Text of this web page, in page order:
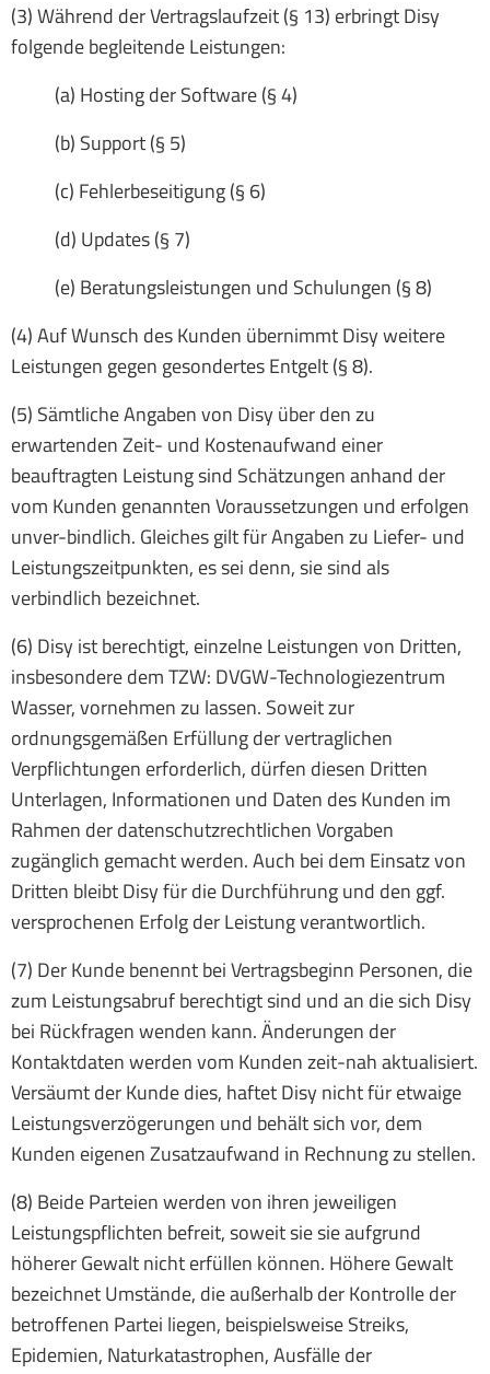
(3) Während der Vertragslaufzeit (§ 13) erbringt Disy
folgende begleitende Leistungen:
(a) Hosting der Software (§ 4)
(b) Support (§ 5)
(c) Fehlerbeseitigung (§ 6)
(d) Updates (§ 7)
(e) Beratungsleistungen und Schulungen (§ 8)
(4) Auf Wunsch des Kunden übernimmt Disy weitere
Leistungen gegen gesondertes Entgelt (§ 8).
(5) Sämtliche Angaben von Disy über den zu
erwartenden Zeit- und Kostenaufwand einer
beauftragten Leistung sind Schätzungen anhand der
vom Kunden genannten Voraussetzungen und erfolgen
unver-bindlich. Gleiches gilt für Angaben zu Liefer- und
Leistungszeitpunkten, es sei denn, sie sind als
verbindlich bezeichnet.
(6) Disy ist berechtigt, einzelne Leistungen von Dritten,
insbesondere dem TZW: DVGW-Technologiezentrum
Wasser, vornehmen zu lassen. Soweit zur
ordnungsgemäßen Erfüllung der vertraglichen
Verpflichtungen erforderlich, dürfen diesen Dritten
Unterlagen, Informationen und Daten des Kunden im
Rahmen der datenschutzrechtlichen Vorgaben
zugänglich gemacht werden. Auch bei dem Einsatz von
Dritten bleibt Disy für die Durchführung und den ggf.
versprochenen Erfolg der Leistung verantwortlich.
(7) Der Kunde benennt bei Vertragsbeginn Personen, die
zum Leistungsabruf berechtigt sind und an die sich Disy
bei Rückfragen wenden kann. Änderungen der
Kontaktdaten werden vom Kunden zeit-nah aktualisiert.
Versäumt der Kunde dies, haftet Disy nicht für etwaige
Leistungsverzögerungen und behält sich vor, dem
Kunden eigenen Zusatzaufwand in Rechnung zu stellen.
(8) Beide Parteien werden von ihren jeweiligen
Leistungspflichten befreit, soweit sie sie aufgrund
höherer Gewalt nicht erfüllen können. Höhere Gewalt
bezeichnet Umstände, die außerhalb der Kontrolle der
betroffenen Partei liegen, beispielsweise Streiks,
Epidemien, Naturkatastrophen, Ausfälle der